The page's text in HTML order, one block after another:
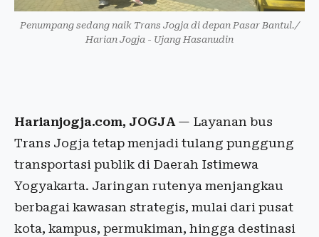
Penumpang sedang naik Trans Jogja di depan Pasar Bantul./
Harian Jogja - Ujang Hasanudin
Harianjogja.com, JOGJA— Layanan bus
Trans Jogja tetap menjadi tulang punggung
transportasi publik di Daerah Istimewa
Yogyakarta. Jaringan rutenya menjangkau
berbagai kawasan strategis, mulai dari pusat
kota, kampus, permukiman, hingga destinasi